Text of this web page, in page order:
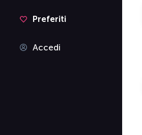
Preferiti
Accedi